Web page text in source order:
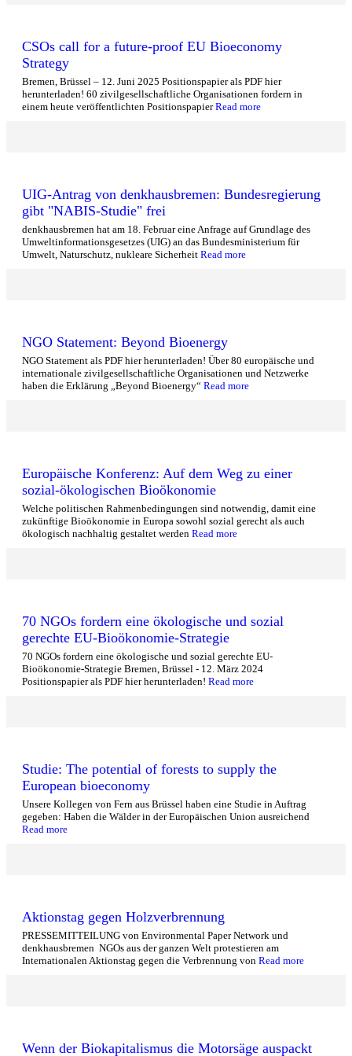
CSOs call for a future-proof EU Bioeconomy
Strategy
Bremen, Brüssel – 12. Juni 2025 Positionspapier als PDF hier
herunterladen! 60 zivilgesellschaftliche Organisationen fordern in
einem heute veröffentlichten PositionspapierRead more
UIG-Antrag von denkhausbremen: Bundesregierung
gibt "NABIS-Studie" frei
denkhausbremen hat am 18. Februar eine Anfrage auf Grundlage des
Umweltinformationsgesetzes (UIG) an das Bundesministerium für
Umwelt, Naturschutz, nukleare Sicherheit Read more
NGO Statement: Beyond Bioenergy
NGO Statement als PDF hier herunterladen! Über 80 europäische und
internationale zivilgesellschaftliche Organisationen und Netzwerke
haben die Erklärung „Beyond Bioenergy“ Read more
Europäische Konferenz: Auf dem Weg zu einer
sozial-ökologischen Bioökonomie
Welche politischen Rahmenbedingungen sind notwendig, damit eine
zukünftige Bioökonomie in Europa sowohl sozial gerecht als auch
ökologisch nachhaltig gestaltet werden Read more
70 NGOs fordern eine ökologische und sozial
gerechte EU-Bioökonomie-Strategie
70 NGOs fordern eine ökologische und sozial gerechte EU-
Bioökonomie-Strategie Bremen, Brüssel - 12. März 2024
Positionspapier als PDF hier herunterladen! Read more
Studie: The potential of forests to supply the
European bioeconomy
Unsere Kollegen von Fern aus Brüssel haben eine Studie in Auftrag
gegeben: Haben die Wälder in der Europäischen Union ausreichend
Read more
Aktionstag gegen Holzverbrennung
PRESSEMITTEILUNG von Environmental Paper Network und
denkhausbremen NGOs aus der ganzen Welt protestieren am
Internationalen Aktionstag gegen die Verbrennung von Read more
Wenn der Biokapitalismus die Motorsäge auspackt